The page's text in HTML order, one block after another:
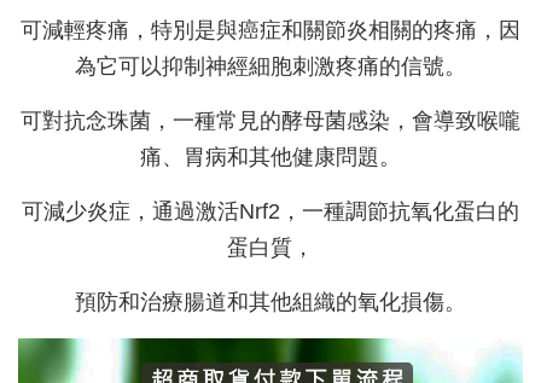
可減輕疼痛，特別是與癌症和關節炎相關的疼痛，因
為它可以抑制神經細胞刺激疼痛的信號。
可對抗念珠菌，一種常見的酵母菌感染，會導致喉嚨
痛、胃病和其他健康問題。
可減少炎症，通過激活Nrf2，一種調節抗氧化蛋白的
蛋白質，
預防和治療腸道和其他組織的氧化損傷。